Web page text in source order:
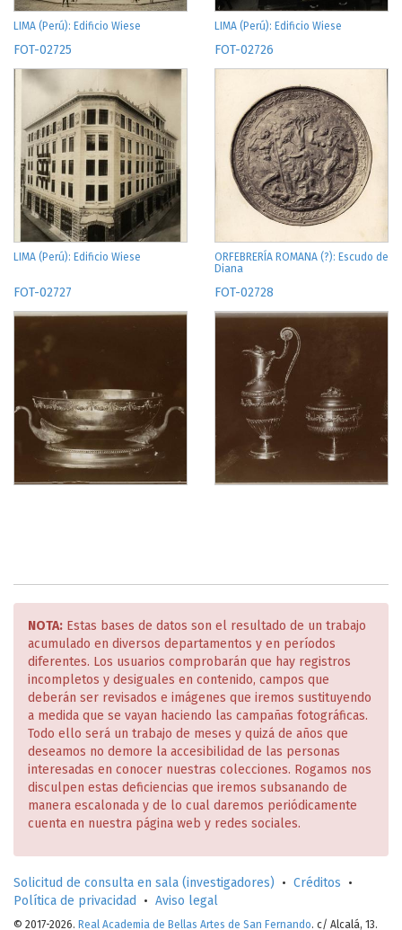
LIMA (Perú): Edificio Wiese LIMA (Perú): Edificio Wiese
FOT-02725
LIMA (Perú): Edificio Wiese
FOT-02726
ORFEBRERÍA ROMANA (?): Escudo de
Diana
FOT-02727 FOT-02728
NOTA: Estas bases de datos son el resultado de un trabajo
acumulado en diversos departamentos y en períodos
diferentes. Los usuarios comprobarán que hay registros
incompletos y desiguales en contenido, campos que
deberán ser revisados e imágenes que iremos sustituyendo
a medida que se vayan haciendo las campañas fotográficas.
Todo ello será un trabajo de meses y quizá de años que
deseamos no demore la accesibilidad de las personas
interesadas en conocer nuestras colecciones. Rogamos nos
disculpen estas deficiencias que iremos subsanando de
manera escalonada y de lo cual daremos periódicamente
cuenta en nuestra página web y redes sociales.
Solicitud de consulta en sala (investigadores) • Créditos •
Política de privacidad
• Aviso legal
© 2017-2026. Real Academia de Bellas Artes de San Fernando. c/ Alcalá, 13.